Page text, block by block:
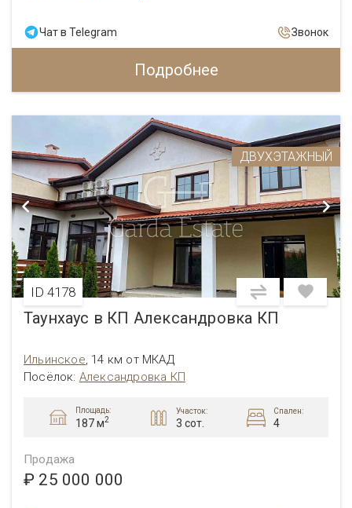
Чат в Telegram Звонок
Подробнее
ДВУХЭТАЖНЫЙ
ID 4178
Таунхаус в КП Александровка КП
Ильинское, 14 км от МКАД
Посёлок: Александровка КП
Площадь:
187 м2
Участок:
3 сот.
Спален:
4
Продажа
₽ 25 000 000